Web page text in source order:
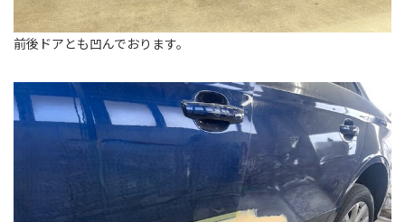
前後ドアとも凹んでおります。